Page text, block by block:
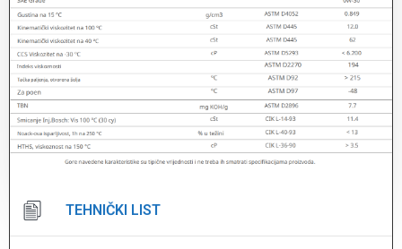
TEHNIČKI LIST